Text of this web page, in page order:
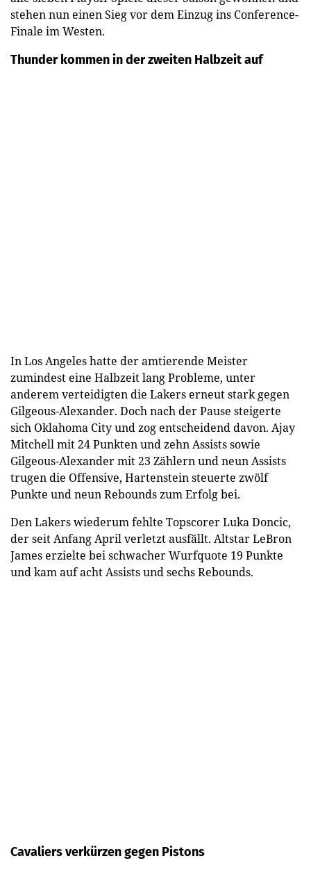
stehen nun einen Sieg vor dem Einzug ins Conference-
Finale im Westen.
Thunder kommen in der zweiten Halbzeit auf
In Los Angeles hatte der amtierende Meister
zumindest eine Halbzeit lang Probleme, unter
anderem verteidigten die Lakers erneut stark gegen
Gilgeous-Alexander. Doch nach der Pause steigerte
sich Oklahoma City und zog entscheidend davon. Ajay
Mitchell mit 24 Punkten und zehn Assists sowie
Gilgeous-Alexander mit 23 Zählern und neun Assists
trugen die Offensive, Hartenstein steuerte zwölf
Punkte und neun Rebounds zum Erfolg bei.
Den Lakers wiederum fehlte Topscorer Luka Doncic,
der seit Anfang April verletzt ausfällt. Altstar LeBron
James erzielte bei schwacher Wurfquote 19 Punkte
und kam auf acht Assists und sechs Rebounds.
Cavaliers verkürzen gegen Pistons